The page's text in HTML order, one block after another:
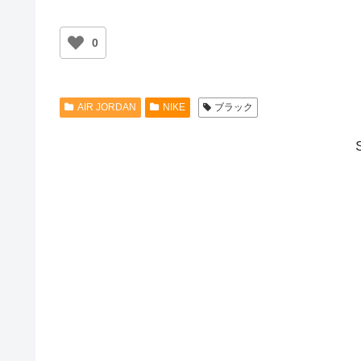
0
AIR JORDAN NIKE ブラック